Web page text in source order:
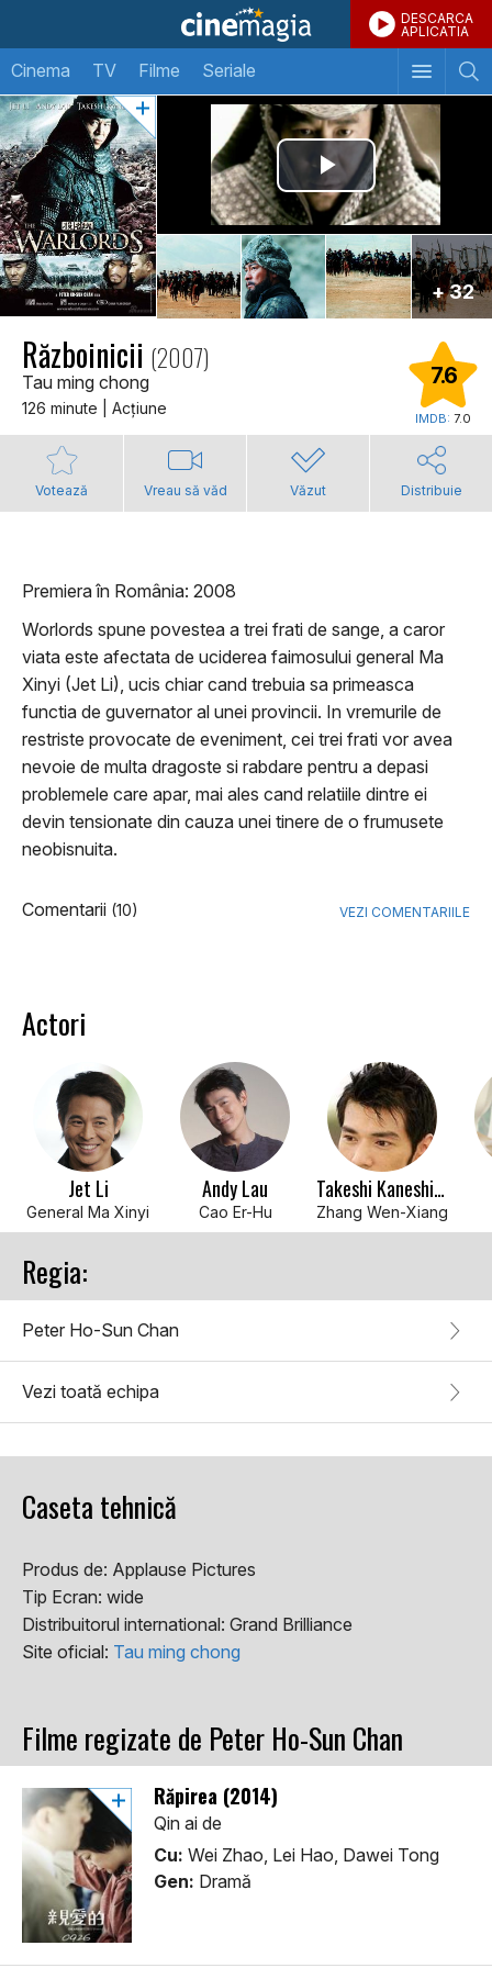
DESCARCA
APLICATIA
Cinema TV Filme Seriale
+ 32
Războinicii (2007)
Tau ming chong
126 minute | Acţiune
7.6
IMDB: 7.0
Votează Vreau să văd Văzut Distribuie
Premiera în România: 2008
Worlords spune povestea a trei frati de sange, a caror
viata este afectata de uciderea faimosului general Ma
Xinyi (Jet Li), ucis chiar cand trebuia sa primeasca
functia de guvernator al unei provincii. In vremurile de
restriste provocate de eveniment, cei trei frati vor avea
nevoie de multa dragoste si rabdare pentru a depasi
problemele care apar, mai ales cand relatiile dintre ei
devin tensionate din cauza unei tinere de o frumusete
neobisnuita.
Comentarii (10) VEZI COMENTARIILE
Actori
Jet Li
General Ma Xinyi
Andy Lau
Cao Er-Hu
Takeshi Kaneshiro
Zhang Wen-Xiang
Regia:
Peter Ho-Sun Chan
Vezi toată echipa
Caseta tehnică
Produs de: Applause Pictures
Tip Ecran: wide
Distribuitorul international: Grand Brilliance
Site oficial: Tau ming chong
Filme regizate de Peter Ho-Sun Chan
Răpirea (2014)
Qin ai de
Cu: Wei Zhao, Lei Hao, Dawei Tong
Gen: Dramă